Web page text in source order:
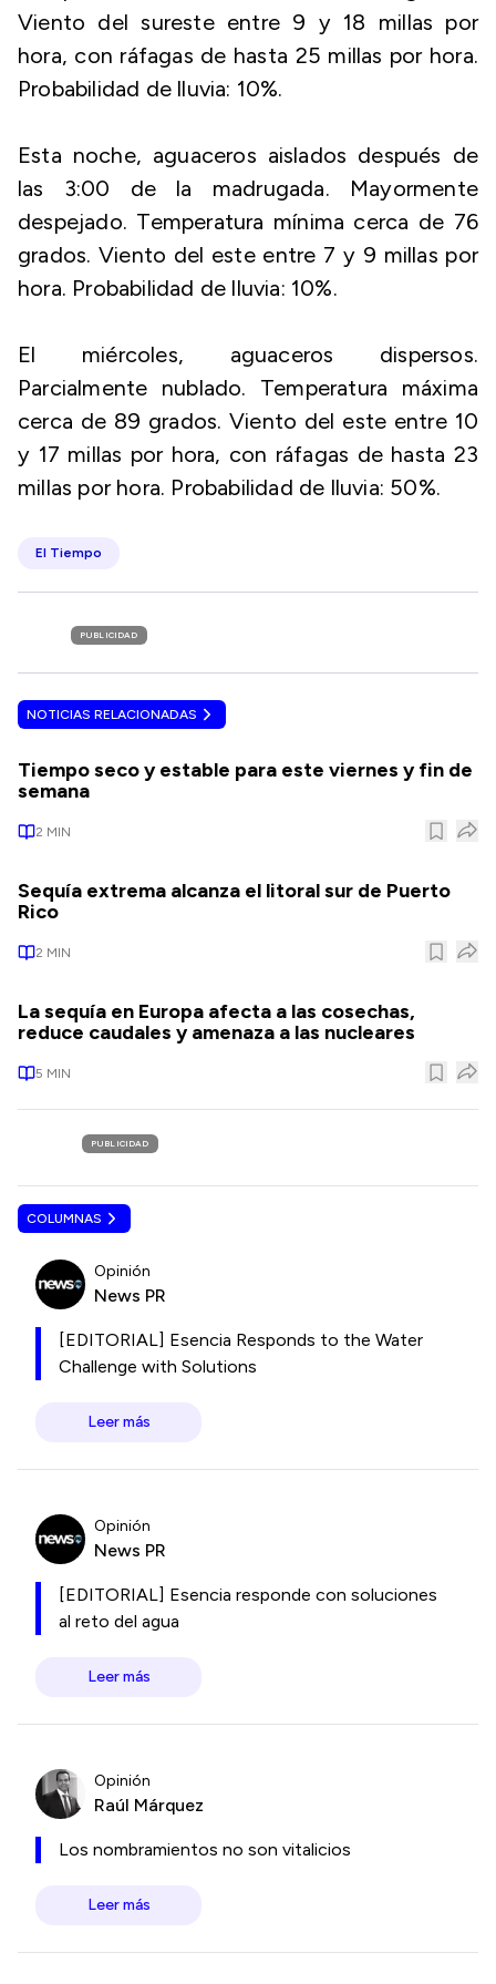
Viento del sureste entre 9 y 18 millas por
hora, con ráfagas de hasta 25 millas por hora.
Probabilidad de lluvia: 10%.
Esta noche, aguaceros aislados después de
las 3:00 de la madrugada. Mayormente
despejado. Temperatura mínima cerca de 76
grados. Viento del este entre 7 y 9 millas por
hora. Probabilidad de lluvia: 10%.
El miércoles, aguaceros dispersos.
Parcialmente nublado. Temperatura máxima
cerca de 89 grados. Viento del este entre 10
y 17 millas por hora, con ráfagas de hasta 23
millas por hora. Probabilidad de lluvia: 50%.
El Tiempo
PUBLICIDAD
NOTICIAS RELACIONADAS
Tiempo seco y estable para este viernes y fin de
semana
2 MIN
Sequía extrema alcanza el litoral sur de Puerto
Rico
2 MIN
La sequía en Europa afecta a las cosechas,
reduce caudales y amenaza a las nucleares
5 MIN
PUBLICIDAD
COLUMNAS
Opinión
News PR
[EDITORIAL] Esencia Responds to the Water
Challenge with Solutions
Leer más
Opinión
News PR
[EDITORIAL] Esencia responde con soluciones
al reto del agua
Leer más
Opinión
Raúl Márquez
Los nombramientos no son vitalicios
Leer más